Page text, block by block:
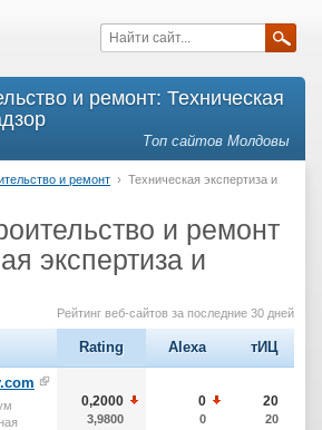
и ремонт: Техническая
Топ сайтов Молдовы
и ремонт › Техническая экспертиза и
и ремонт
экспертиза и
Рейтинг веб-сайтов за последние 30 дней
Rating Alexa тИЦ
0,2000
3,9800
0
0
20
20